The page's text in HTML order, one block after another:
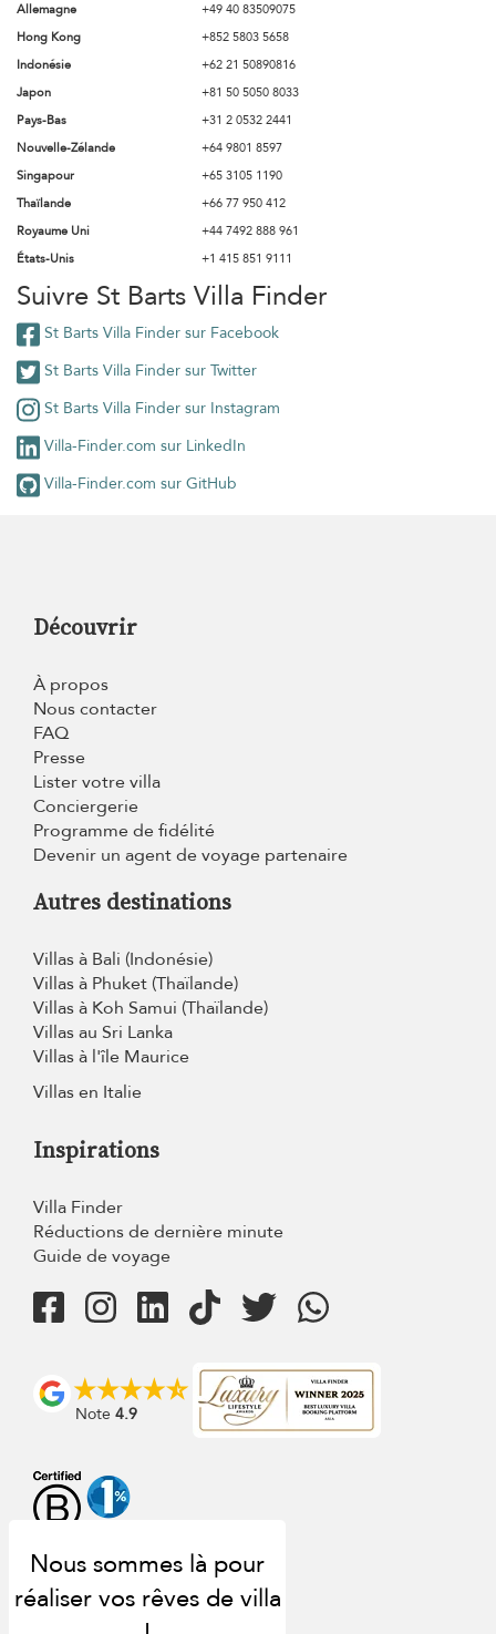
Allemagne
+49 40 83509075
Hong Kong
+852 5803 5658
Indonésie
+62 21 50890816
Japon
+81 50 5050 8033
Pays-Bas
+31 2 0532 2441
Nouvelle-Zélande
+64 9801 8597
Singapour
+65 3105 1190
Thaïlande
+66 77 950 412
Royaume Uni
+44 7492 888 961
États-Unis
+1 415 851 9111
Suivre St Barts Villa Finder
St Barts Villa Finder sur Facebook
St Barts Villa Finder sur Twitter
St Barts Villa Finder sur Instagram
Villa-Finder.com sur LinkedIn
Villa-Finder.com sur GitHub
Découvrir
À propos
Nous contacter
FAQ
Presse
Lister votre villa
Conciergerie
Programme de fidélité
Devenir un agent de voyage partenaire
Autres destinations
Villas à Bali (Indonésie)
Villas à Phuket (Thaïlande)
Villas à Koh Samui (Thaïlande)
Villas au Sri Lanka
Villas à l'île Maurice
Villas en Italie
Inspirations
Villa Finder
Réductions de dernière minute
Guide de voyage
Note 4.9